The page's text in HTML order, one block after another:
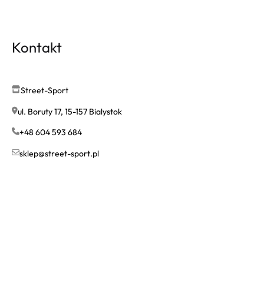
Kontakt
Street-Sport
ul. Boruty 17, 15-157 Bialystok
+48 604 593 684
sklep@street-sport.pl